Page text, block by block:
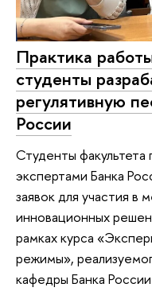
Практика
студенты
регулятивную
России
Студенты
экспертами Банка
заявок для участия в
инновационных
рамках курса
режимы»,
кафедры Банка